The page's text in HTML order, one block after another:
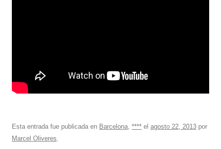
Esta entrada fue publicada en Barcelona, **** el agosto 22, 2013 por
Marcel Oliveres.